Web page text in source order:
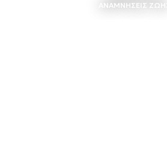
ΑΝΑΜΝΗΣΕΙΣ ΖΩΗΣ